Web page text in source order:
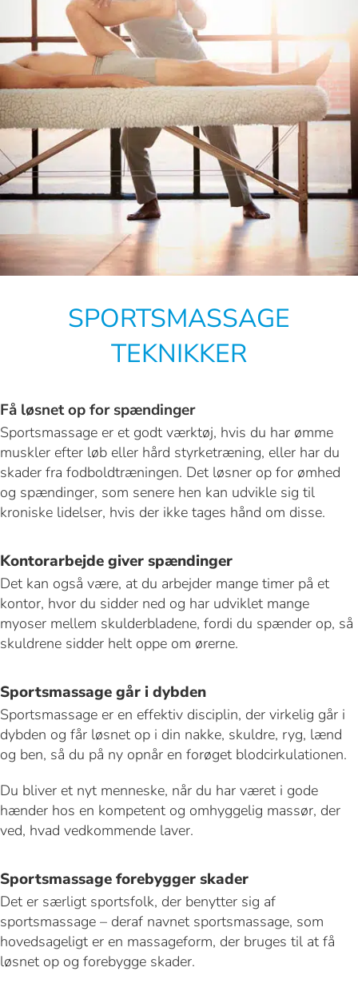
SPORTSMASSAGE
TEKNIKKER
Få løsnet op for spændinger
Sportsmassage er et godt værktøj, hvis du har ømme
muskler efter løb eller hård styrketræning, eller har du
skader fra fodboldtræningen. Det løsner op for ømhed
og spændinger, som senere hen kan udvikle sig til
kroniske lidelser, hvis der ikke tages hånd om disse.
Kontorarbejde giver spændinger
Det kan også være, at du arbejder mange timer på et
kontor, hvor du sidder ned og har udviklet mange
myoser mellem skulderbladene, fordi du spænder op, så
skuldrene sidder helt oppe om ørerne.
Sportsmassage går i dybden
Sportsmassage er en effektiv disciplin, der virkelig går i
dybden og får løsnet op i din nakke, skuldre, ryg, lænd
og ben, så du på ny opnår en forøget blodcirkulationen.
Du bliver et nyt menneske, når du har været i gode
hænder hos en kompetent og omhyggelig massør, der
ved, hvad vedkommende laver.
Sportsmassage forebygger skader
Det er særligt sportsfolk, der benytter sig af
sportsmassage – deraf navnet sportsmassage, som
hovedsageligt er en massageform, der bruges til at få
løsnet op og forebygge skader.